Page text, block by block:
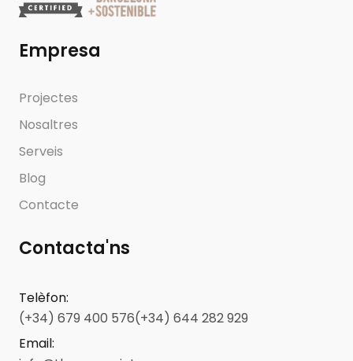
Empresa
Projectes
Nosaltres
Serveis
Blog
Contacte
Contacta'ns
Telèfon:
(+34) 679 400 576(+34) 644 282 929
Email: